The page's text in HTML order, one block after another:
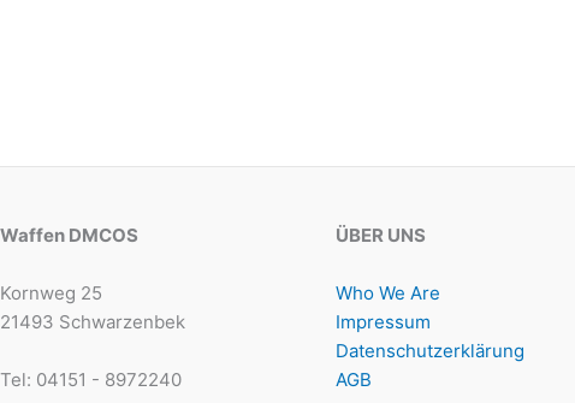
Waffen DMCOS
Kornweg 25
21493 Schwarzenbek
Tel: 04151 - 8972240
ÜBER UNS
Who We Are
Impressum
Datenschutzerklärung
AGB